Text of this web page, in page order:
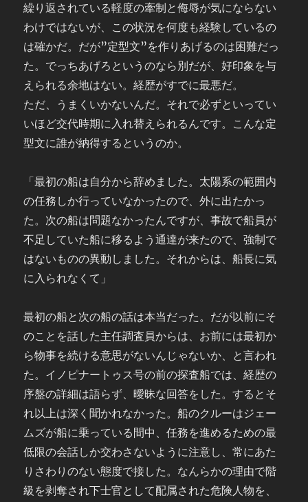
繰り返されている軽度の牽制と侮辱が気にならない
わけではないが、この状況を何度も経験しているの
は確かだ。だが”定型文”を作りあげるのは困難だっ
た。でっちあげろというのなら別だが、好印象を与
えられる余地はない。経歴がすでに最悪だ。
ただ、うまくいかないんだ。それで必ずといってい
いほど交代時期に入れ替えられるんです。こんな定
型文に誰が納得するというのか。
「最初の船は自分から辞めました。太陽系の範囲内
の任務しか行っていなかったので、外に出たかっ
た。次の船は問題なかったんですが、事故で船員が
不足していた船に移るよう通達が来たので、強制で
はないものの異動しました。それからは、船長に気
に入られなくて」
最初の船と次の船の話は本当だった。だが以前にそ
のことを話した主任調査員からは、お前には最初か
ら物事を続ける意思がないんじゃないか、と言われ
た。イノピナートゥス号の前の探査船では、経歴の
序盤の詳細は語らず、曖昧な回答をした。するとそ
れ以上は深く聞かれなかった。船のクルーはジェー
ムズが船に乗っている間中、任務を進めるための最
低限の会話しか交わさないように注意し、常にあた
りさわりのない態度で接した。なんらかの理由で階
級を剥奪され下士官として配属された危険人物を、